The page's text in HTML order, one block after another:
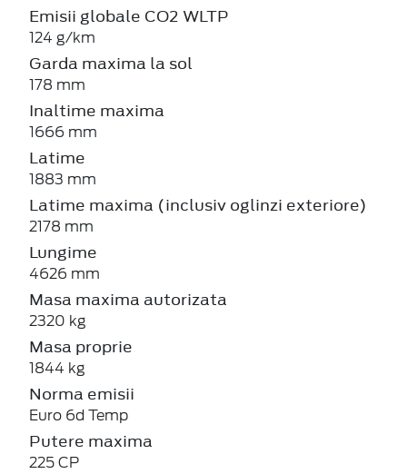
Emisii globale CO2 WLTP
124 g/km
Garda maxima la sol
178 mm
Inaltime maxima
1666 mm
Latime
1883 mm
Latime maxima (inclusiv oglinzi exteriore)
2178 mm
Lungime
4626 mm
Masa maxima autorizata
2320 kg
Masa proprie
1844 kg
Norma emisii
Euro 6d Temp
Putere maxima
225 CP